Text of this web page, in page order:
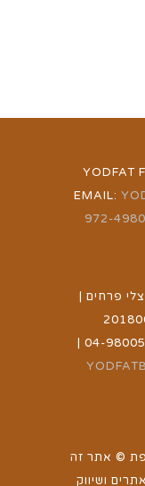
YODFAT
EMAIL:
972-
פרחים |
טלפון: 04-9800351 | פקס: 04-9800551 |
© אתר זה
ושיווק